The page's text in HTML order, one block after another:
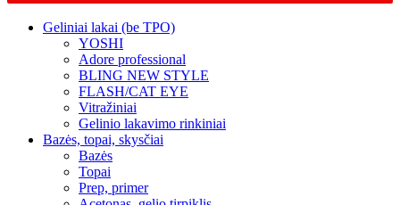
Geliniai lakai (be TPO)
YOSHI
Adore professional
BLING NEW STYLE
FLASH/CAT EYE
Vitražiniai
Gelinio lakavimo rinkiniai
Bazės, topai, skysčiai
Bazės
Topai
Prep, primer